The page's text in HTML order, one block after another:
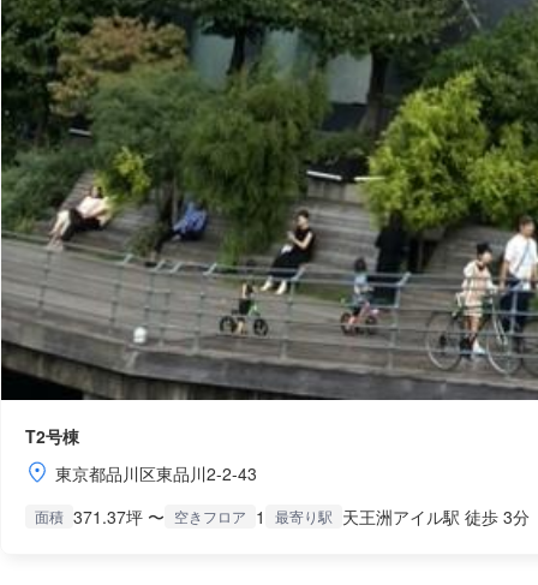
T2号棟
東京都品川区東品川2-2-43
面積 371.37坪 〜 空きフロア 1 最寄り駅 天王洲アイル駅 徒歩 3分